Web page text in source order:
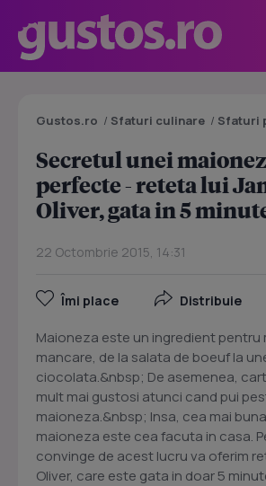
Gustos.ro / Sfaturi culinare / Sfaturi
Secretul unei
perfecte - reteta lui
Oliver, gata in 5
22 Octombrie 2015, 14:31
Îmi place Distribuie
Maioneza este un ingredient pentru
mancare, de la salata de boeuf la
ciocolata.&nbsp; De asemenea,
mult mai gustosi atunci cand pui
maioneza.&nbsp; Insa, cea mai
maioneza este cea facuta in casa.
convinge de acest lucru va oferim
Oliver, care este gata in doar 5